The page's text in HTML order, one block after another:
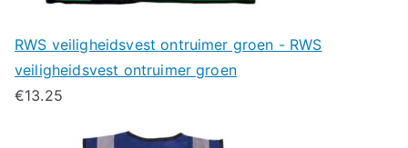
RWS veiligheidsvest ontruimer groen - RWS
veiligheidsvest ontruimer groen
€13.25